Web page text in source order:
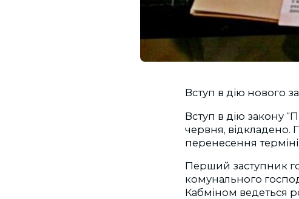
Вступ в дію нового
Вступ в дію закону
червня, відкладено.
перенесення
Перший заступник
комунального
Кабміном ведеться